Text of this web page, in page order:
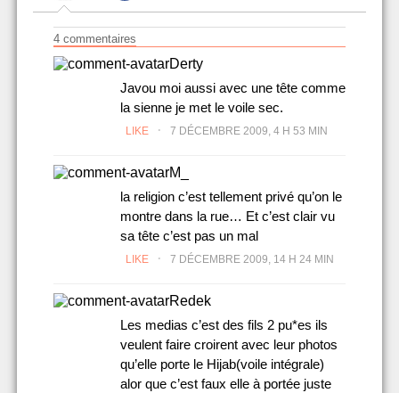
4 commentaires
Derty
Javou moi aussi avec une tête comme
la sienne je met le voile sec.
LIKE . 7 DÉCEMBRE 2009, 4 H 53 MIN
M_
la religion c’est tellement privé qu’on le
montre dans la rue… Et c’est clair vu
sa tête c’est pas un mal
LIKE . 7 DÉCEMBRE 2009, 14 H 24 MIN
Redek
Les medias c’est des fils 2 pu*es ils
veulent faire croirent avec leur photos
qu’elle porte le Hijab(voile intégrale)
alor que c’est faux elle à portée juste